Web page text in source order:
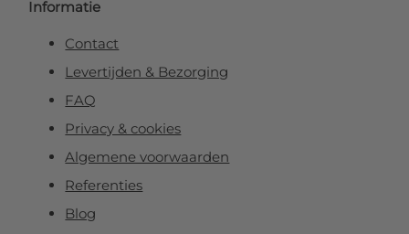
Informatie
Contact
Levertijden & Bezorging
FAQ
Privacy & cookies
Algemene voorwaarden
Referenties
Blog